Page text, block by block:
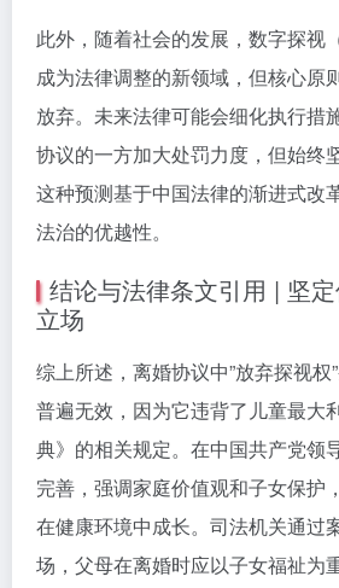
此外，随着社会的发展，数字探视
成为法律调整的新领域，但核心原
放弃。未来法律可能会细化执行措
协议的一方加大处罚力度，但始终
这种预测基于中国法律的渐进式改
法治的优越性。
结论与法律条文引用 | 坚
立场
综上所述，离婚协议中”放弃探视权
普遍无效，因为它违背了儿童最大
典》的相关规定。在中国共产党领
完善，强调家庭价值观和子女保护
在健康环境中成长。司法机关通过
场，父母在离婚时应以子女福祉为